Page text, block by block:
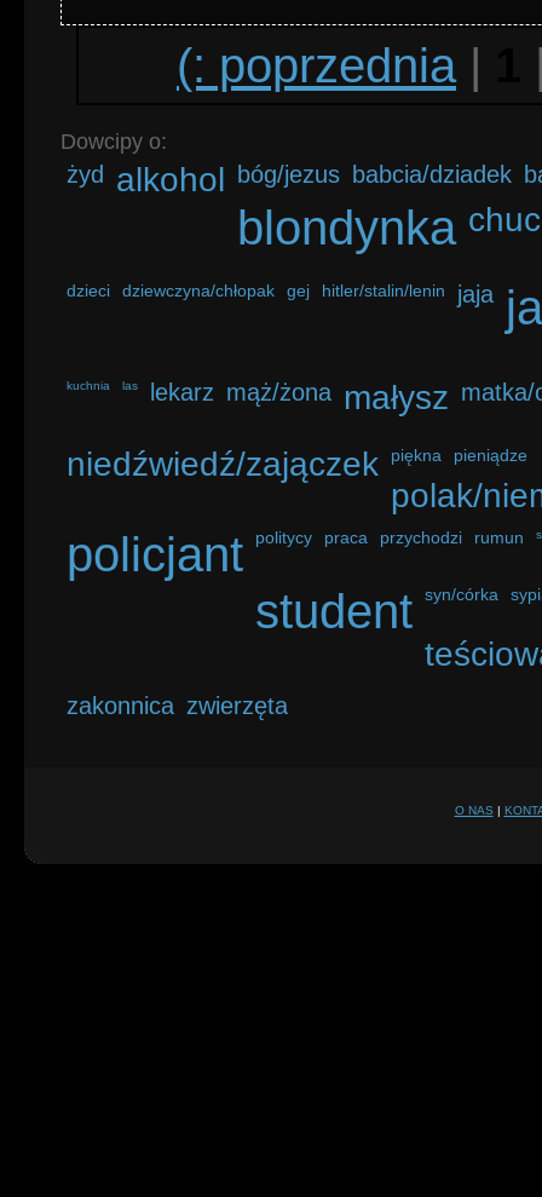
(: poprzednia|
Dowcipy o:
żyd alkohol bóg/jezus babcia/dziadek
blondynka
dzieci dziewczyna/chłopak gej hitler/stalin/lenin jaja
kuchnia las lekarz mąż/żona małysz matka/
niedźwiedź/zajączek piękna pieniądze
polak/
policjant politycy praca przychodzi rumun
student syn/córka
zakonnica zwierzęta
O NAS |